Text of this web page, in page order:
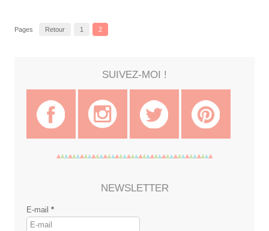
Pages Retour 1 2
SUIVEZ-MOI !
NEWSLETTER
E-mail *